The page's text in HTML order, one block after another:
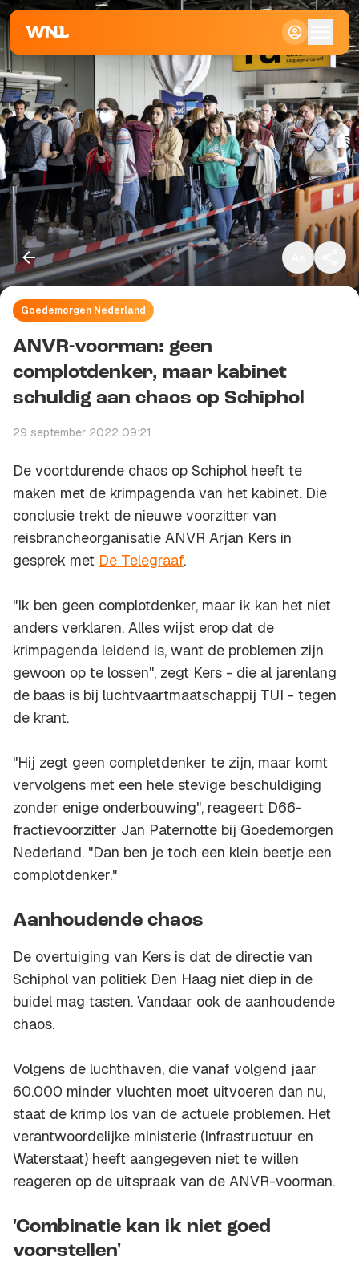
Klein
Standaard
Groot
Goedemorgen Nederland
ANVR-voorman: geen
complotdenker, maar kabinet
schuldig aan chaos op Schiphol
29 september 2022 09:21
De voortdurende chaos op Schiphol heeft te
maken met de krimpagenda van het kabinet. Die
conclusie trekt de nieuwe voorzitter van
reisbrancheorganisatie ANVR Arjan Kers in
gesprek met De Telegraaf.
"Ik ben geen complotdenker, maar ik kan het niet
anders verklaren. Alles wijst erop dat de
krimpagenda leidend is, want de problemen zijn
gewoon op te lossen", zegt Kers - die al jarenlang
de baas is bij luchtvaartmaatschappij TUI - tegen
de krant.
"Hij zegt geen completdenker te zijn, maar komt
vervolgens met een hele stevige beschuldiging
zonder enige onderbouwing", reageert D66-
fractievoorzitter Jan Paternotte bij Goedemorgen
Nederland. "Dan ben je toch een klein beetje een
complotdenker."
Aanhoudende chaos
De overtuiging van Kers is dat de directie van
Schiphol van politiek Den Haag niet diep in de
buidel mag tasten. Vandaar ook de aanhoudende
chaos.
Volgens de luchthaven, die vanaf volgend jaar
60.000 minder vluchten moet uitvoeren dan nu,
staat de krimp los van de actuele problemen. Het
verantwoordelijke ministerie (Infrastructuur en
Waterstaat) heeft aangegeven niet te willen
reageren op de uitspraak van de ANVR-voorman.
'Combinatie kan ik niet goed
voorstellen'